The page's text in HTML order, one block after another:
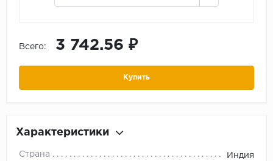
Всего: 3 742.56 ₽
Купить
Характеристики
Страна Индия